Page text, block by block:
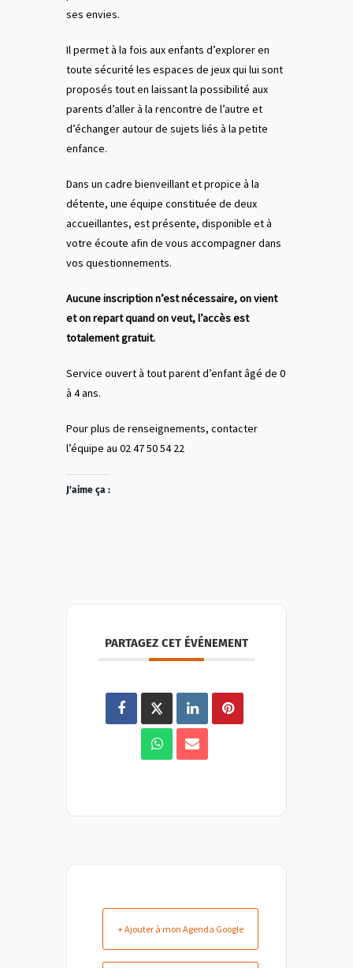
ses envies.
Il permet à la fois aux enfants d’explorer en
toute sécurité les espaces de jeux qui lui sont
proposés tout en laissant la possibilité aux
parents d’aller à la rencontre de l’autre et
d’échanger autour de sujets liés à la petite
enfance.
Dans un cadre bienveillant et propice à la
détente, une équipe constituée de deux
accueillantes, est présente, disponible et à
votre écoute afin de vous accompagner dans
vos questionnements.
Aucune inscription n’est nécessaire, on vient
et on repart quand on veut, l’accès est
totalement gratuit.
Service ouvert à tout parent d’enfant âgé de 0
à 4 ans.
Pour plus de renseignements, contacter
l’équipe au 02 47 50 54 22
J’aime ça :
PARTAGEZ CET ÉVÉNEMENT
+ Ajouter à mon Agenda Google